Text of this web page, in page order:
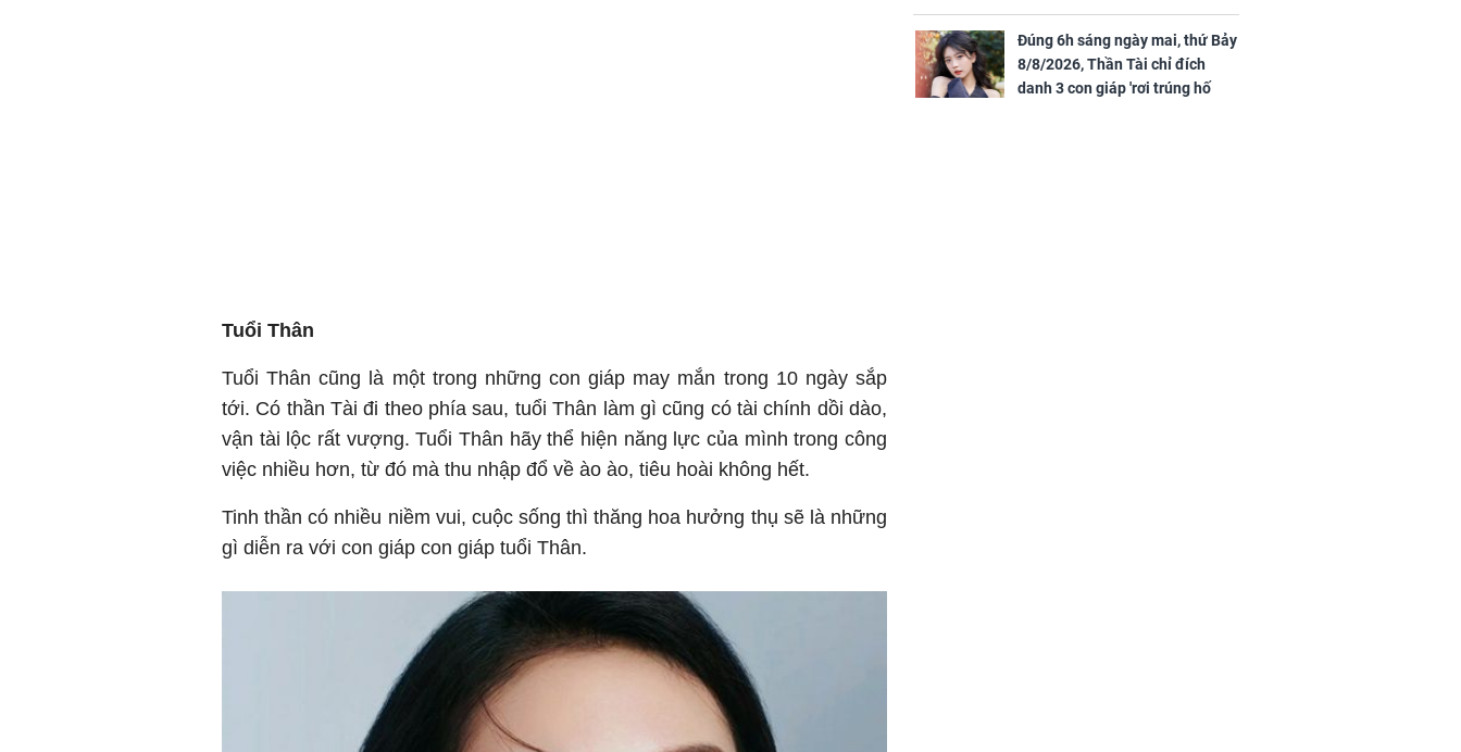
Tuổi Thân
Tuổi Thân cũng là một trong những con giáp may mắn trong 10 ngày sắp
tới. Có thần Tài đi theo phía sau, tuổi Thân làm gì cũng có tài chính dồi dào,
vận tài lộc rất vượng. Tuổi Thân hãy thể hiện năng lực của mình trong công
việc nhiều hơn, từ đó mà thu nhập đổ về ào ào, tiêu hoài không hết.
Tinh thần có nhiều niềm vui, cuộc sống thì thăng hoa hưởng thụ sẽ là những
gì diễn ra với con giáp con giáp tuổi Thân.
sông, tài vận sáng như trăng
Rằm, chính thức hết khổ
Đúng 6h sáng ngày mai, thứ Bảy
8/8/2026, Thần Tài chỉ đích
danh 3 con giáp 'rơi trúng hố